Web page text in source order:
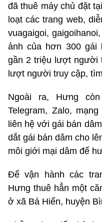
đã thuê máy chủ đặt
loạt các trang web,
vuagaigoi,
ảnh của hơn 300 gái
gần 2 triệu lượt người
lượt người truy cập,
Ngoài ra, Hưng
Telegram, Zalo,
liên hệ với gái bán
dắt gái bán dâm cho
môi giới mại dâm để
Để vận hành các
Hưng thuê hẳn một
ở xã Bá Hiến, huyện